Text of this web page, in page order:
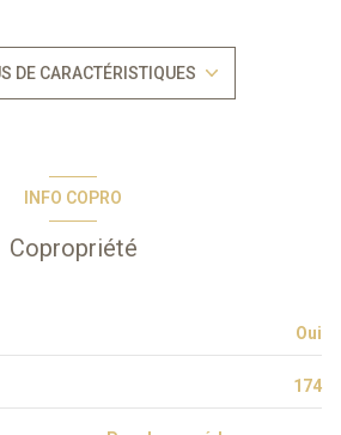
: air pulsé (pompe à chaleur)
DE CARACTÉRISTIQUES
INFO COPRO
Copropriété
Oui
174